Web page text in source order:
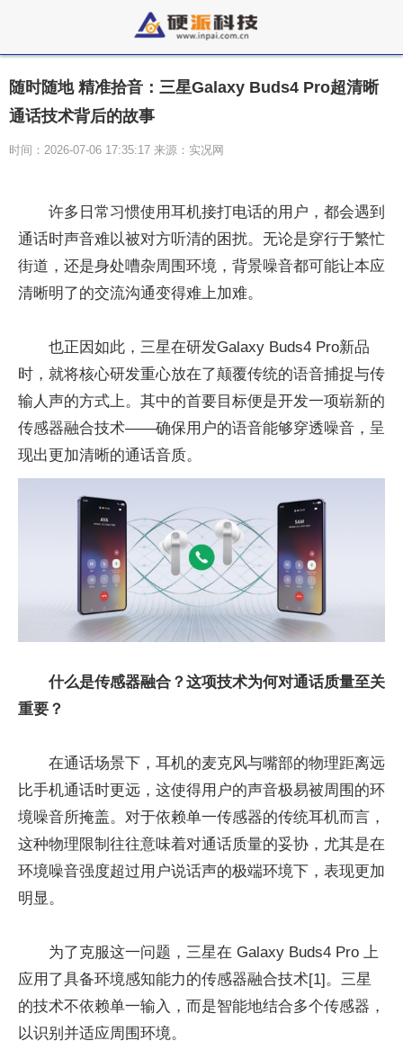
随时随地 精准拾音：三星Galaxy Buds4 Pro超清晰
通话技术背后的故事
时间：2026-07-06 17:35:17 来源：实况网
许多日常习惯使用耳机接打电话的用户，都会遇到
通话时声音难以被对方听清的困扰。无论是穿行于繁忙
街道，还是身处嘈杂周围环境，背景噪音都可能让本应
清晰明了的交流沟通变得难上加难。
也正因如此，三星在研发Galaxy Buds4 Pro新品
时，就将核心研发重心放在了颠覆传统的语音捕捉与传
输人声的方式上。其中的首要目标便是开发一项崭新的
传感器融合技术——确保用户的语音能够穿透噪音，呈
现出更加清晰的通话音质。
什么是传感器融合？这项技术为何对通话质量至关
重要？
在通话场景下，耳机的麦克风与嘴部的物理距离远
比手机通话时更远，这使得用户的声音极易被周围的环
境噪音所掩盖。对于依赖单一传感器的传统耳机而言，
这种物理限制往往意味着对通话质量的妥协，尤其是在
环境噪音强度超过用户说话声的极端环境下，表现更加
明显。
为了克服这一问题，三星在 Galaxy Buds4 Pro 上
应用了具备环境感知能力的传感器融合技术[1]。三星
的技术不依赖单一输入，而是智能地结合多个传感器，
以识别并适应周围环境。